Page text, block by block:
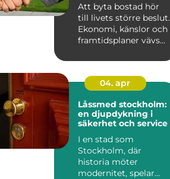
Att byta bostad hör
till livets större beslut.
Ekonomi, känslor och
framtidsplaner vävs
04. apr
Låssmed stockholm:
en djupdykning i
säkerhet och service
I en stad som
Stockholm, där
historia möter
modernitet, spelar